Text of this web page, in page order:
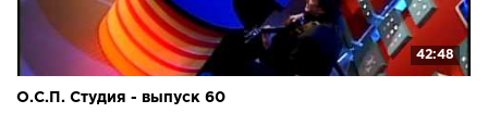
42:48
О.С.П. Студия - выпуск 60